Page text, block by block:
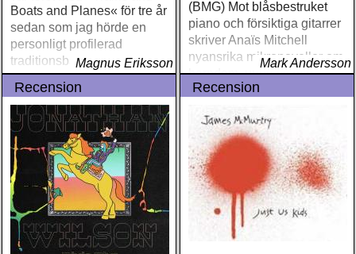
Boats and Planes« för tre år
sedan som jag hörde en
personligt profilerad
traditionsbärare, och den
gavs inte ens ut som en
riktig skiva
Magnus Eriksson
(BMG) Mot blåsbestruket
piano och försiktiga gitarrer
skriver Anaïs Mitchell
nyansrika mikronoveller om
barndom, uppväxt och
vuxenliv, och om den
emellan. 2
Mark Andersson
Recension Recension